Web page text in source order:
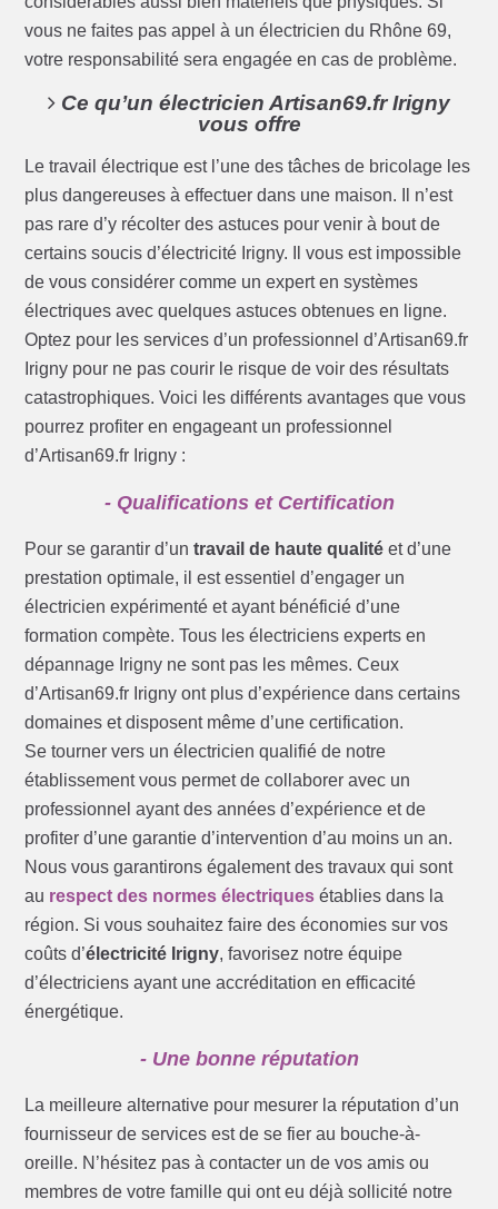
vous ne faites pas appel à un électricien du Rhône 69,
votre responsabilité sera engagée en cas de problème.
Ce qu’un électricien Artisan69.fr Irigny
vous offre
Le travail électrique est l’une des tâches de bricolage les
plus dangereuses à effectuer dans une maison. Il n’est
pas rare d’y récolter des astuces pour venir à bout de
certains soucis d’électricité Irigny. Il vous est impossible
de vous considérer comme un expert en systèmes
électriques avec quelques astuces obtenues en ligne.
Optez pour les services d’un professionnel d’Artisan69.fr
Irigny pour ne pas courir le risque de voir des résultats
catastrophiques. Voici les différents avantages que vous
pourrez profiter en engageant un professionnel
d’Artisan69.fr Irigny :
- Qualifications et Certification
Pour se garantir d’untravail de haute qualité et d’une
prestation optimale, il est essentiel d’engager un
électricien expérimenté et ayant bénéficié d’une
formation compète. Tous les électriciens experts en
dépannage Irigny ne sont pas les mêmes. Ceux
d’Artisan69.fr Irigny ont plus d’expérience dans certains
domaines et disposent même d’une certification.
Se tourner vers un électricien qualifié de notre
établissement vous permet de collaborer avec un
professionnel ayant des années d’expérience et de
profiter d’une garantie d’intervention d’au moins un an.
Nous vous garantirons également des travaux qui sont
au respect des normes électriques établies dans la
région. Si vous souhaitez faire des économies sur vos
coûts d’électricité Irigny, favorisez notre équipe
d’électriciens ayant une accréditation en efficacité
énergétique.
- Une bonne réputation
La meilleure alternative pour mesurer la réputation d’un
fournisseur de services est de se fier au bouche-à-
oreille. N’hésitez pas à contacter un de vos amis ou
membres de votre famille qui ont eu déjà sollicité notre